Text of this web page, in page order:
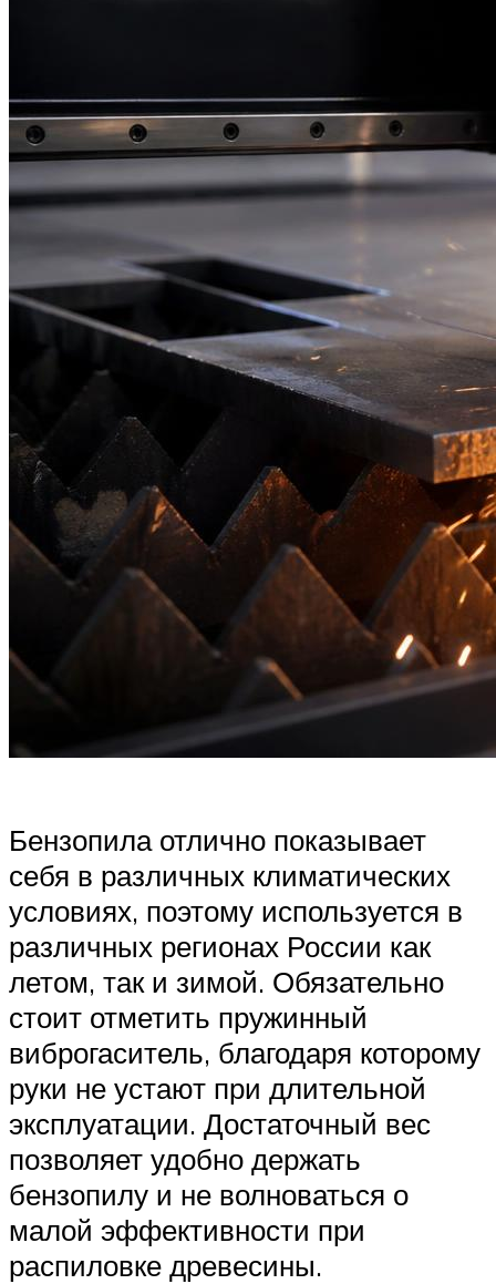
Бензопила отлично показывает
себя в различных климатических
условиях, поэтому используется в
различных регионах России как
летом, так и зимой. Обязательно
стоит отметить пружинный
виброгаситель, благодаря которому
руки не устают при длительной
эксплуатации. Достаточный вес
позволяет удобно держать
бензопилу и не волноваться о
малой эффективности при
распиловке древесины.